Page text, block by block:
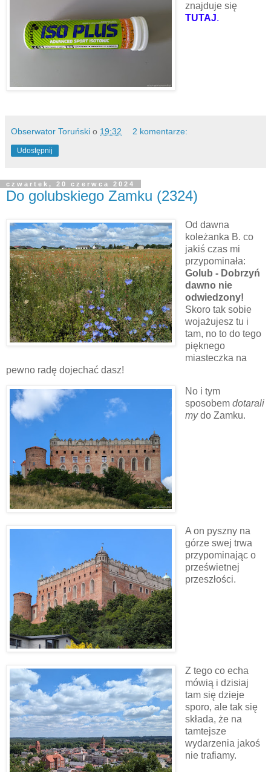
znajduje się
TUTAJ.
Obserwator Toruński o 19:32 2 komentarze:
Udostępnij
czwartek, 20 czerwca 2024
Do golubskiego Zamku (2324)
Od dawna
koleżanka B. co
jakiś czas mi
przypominała:
Golub - Dobrzyń
dawno nie
odwiedzony!
Skoro tak sobie
wojażujesz tu i
tam, no to do tego
pięknego
miasteczka na
pewno radę dojechać dasz!
No i tym
sposobem dotarali
mydo Zamku.
A on pyszny na
górze swej trwa
przypominając o
prześwietnej
przeszłości.
Z tego co echa
mówią i dzisiaj
tam się dzieje
sporo, ale tak się
składa, że na
tamtejsze
wydarzenia jakoś
nie trafiamy.